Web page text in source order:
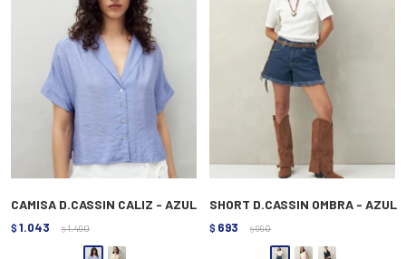
CAMISA D.CASSIN CALIZ - AZUL
$ 1.043 $ 1.490
SHORT D.CASSIN OMBRA - AZUL
$ 693 $ 990